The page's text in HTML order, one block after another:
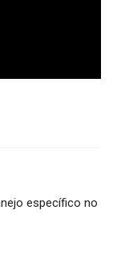
específico no